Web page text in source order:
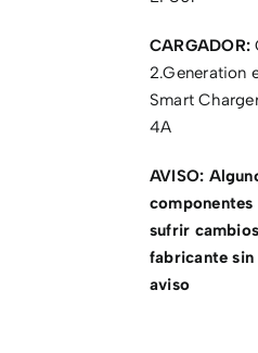
CARGADOR:
2.Generation
Smart
4A
AVISO:
componentes
sufrir
fabricante
aviso